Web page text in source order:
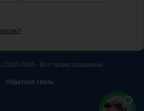
2010-2026 - Все права защищены.
Обратная связь